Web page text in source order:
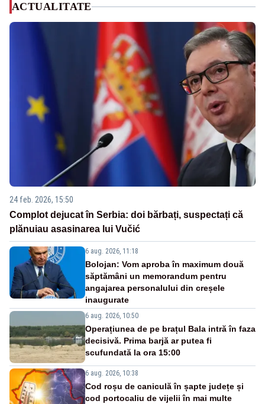
ACTUALITATE
24 feb. 2026, 15:50
Complot dejucat în Serbia: doi bărbați, suspectați că
plănuiau asasinarea lui Vučić
6 aug. 2026, 11:18
Bolojan: Vom aproba în maximum două
săptămâni un memorandum pentru
angajarea personalului din creșele
inaugurate
6 aug. 2026, 10:50
Operațiunea de pe brațul Bala intră în faza
decisivă. Prima barjă ar putea fi
scufundată la ora 15:00
6 aug. 2026, 10:38
Cod roșu de caniculă în șapte județe și
cod portocaliu de vijelii în mai multe